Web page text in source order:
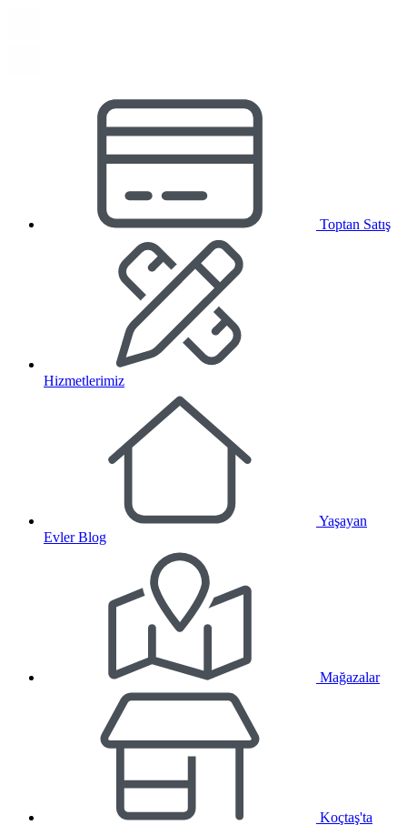
Toptan Satış
Hizmetlerimiz
Yaşayan
Evler Blog
Mağazalar
Koçtaş'ta